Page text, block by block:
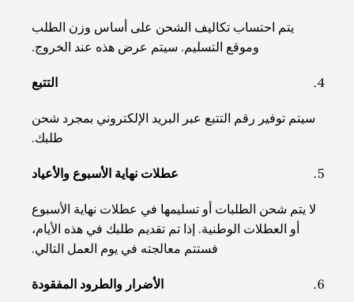
يتم احتساب تكاليف الشحن على أساس وزن الطلب
وموقع التسليم. سيتم عرض هذه عند الخروج.
التتبع
سيتم توفير رقم التتبع عبر البريد الإلكتروني بمجرد شحن
طلبك.
عطلات نهاية الأسبوع والأعياد
لا يتم شحن الطلبات أو تسليمها في عطلات نهاية الأسبوع
أو العطلات الوطنية. إذا تم تقديم طلبك في هذه الأيام،
فستتم معالجته في يوم العمل التالي.
الأضرار والطرود المفقودة